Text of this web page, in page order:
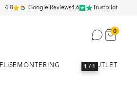
4.8 Google Reviews4.6 Trustpilot
0
FLISEMONTERING OUTLET
1 / 1